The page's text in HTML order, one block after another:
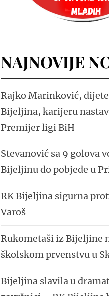
NAJNOVIJE
Rajko Marinković, dijete
Bijeljina, karijeru
Premijer ligi BiH
Stevanović sa 9 golova
Bijeljinu do pobjede u
RK Bijeljina sigurna
Varoš
Rukometaši iz Bijeljine
školskom prvenstvu u
Bijeljina slavila u